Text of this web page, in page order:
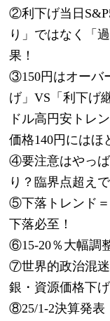
②利下げ当日
り」ではなく「
果！
③150円はオーバ
げ」VS「利下げ
ドル高円安トレ
価格140円にはほ
④要注意はやっば
り？臨界点超え
⑤下落トレンド＝
下落必至！
⑥15-20％大幅調
⑦世界的政治混
銀・資源価格下げ
⑧25/1-2決算発表